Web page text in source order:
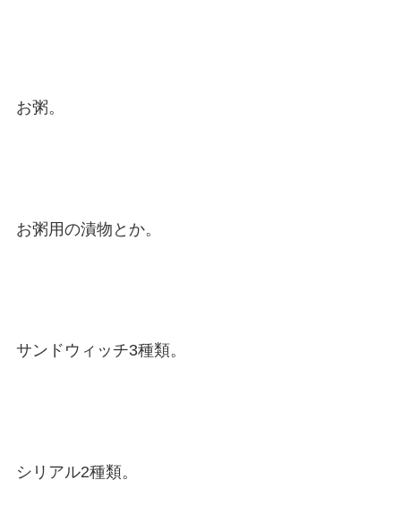
お粥。
お粥用の漬物とか。
サンドウィッチ3種類。
シリアル2種類。